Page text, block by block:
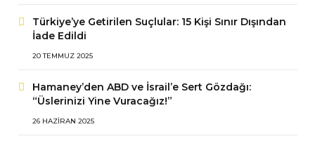
Türkiye’ye Getirilen Suçlular: 15 Kişi Sınır Dışından
İade Edildi
20 TEMMUZ 2025
Hamaney’den ABD ve İsrail’e Sert Gözdağı:
“Üslerinizi Yine Vuracağız!”
26 HAZIRAN 2025